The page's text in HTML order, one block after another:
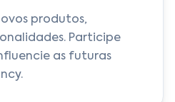
produtos,
Participe
as futuras